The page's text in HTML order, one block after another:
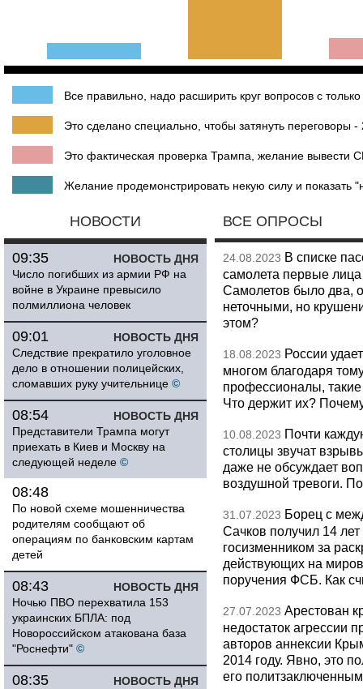
Все правильно, надо расширить круг вопросов с
Это сделано специально, чтобы затянуть переговоры -
Это фактическая проверка Трампа, желание вывести
Желание продемонстрировать некую силу и показать
НОВОСТИ
НОВОСТЬ ДНЯ
09:35
Число погибших из армии РФ на
войне в Украине превысило
полмиллиона человек
НОВОСТЬ ДНЯ
09:01
Следствие прекратило уголовное
дело в отношении полицейских,
сломавших руку учительнице ©
НОВОСТЬ ДНЯ
08:54
Представители Трампа могут
приехать в Киев и Москву на
следующей неделе ©
08:48
По новой схеме мошенничества
родителям сообщают об
операциям по банковским картам
детей
НОВОСТЬ ДНЯ
08:43
Ночью ПВО перехватила 153
украинских БПЛА: под
Новороссийском атакована база
"Роснефти" ©
НОВОСТЬ ДНЯ
08:35
ВСЕ ОПРОСЫ
24.08.2023 В списке
самолета первые
Самолетов было два,
неточными, но
этом?
18.08.2023 России
многом благодаря
профессионалы,
Что держит их?
10.08.2023 Почти
столицы звучат
даже не обсуждает
воздушной тревоги.
31.07.2023 Борец с
Сачков получил 14
госизменником за
действующих на
поручения ФСБ. Как
27.07.2023 Арестован
недостаток агрессии
авторов аннексии
2014 году. Явно, это
его